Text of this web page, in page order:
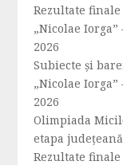
Rezultate
„Nicolae
2026
Subiecte și
„Nicolae
2026
Olimpiada
etapa
Rezultate